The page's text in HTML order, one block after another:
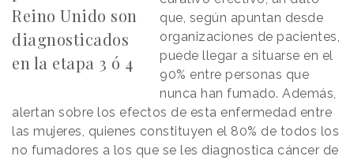
Reino Unido son
diagnosticados
en la etapa 3 ó 4
que, según apuntan desde
organizaciones de pacientes,
puede llegar a situarse en el
90% entre personas que
nunca han fumado. Además,
alertan sobre los efectos de esta enfermedad entre
las mujeres, quienes constituyen el 80% de todos los
no fumadores a los que se les diagnostica cáncer de